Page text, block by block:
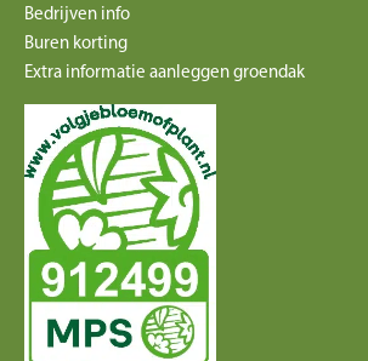
Bedrijven info
Buren korting
Extra informatie aanleggen groendak